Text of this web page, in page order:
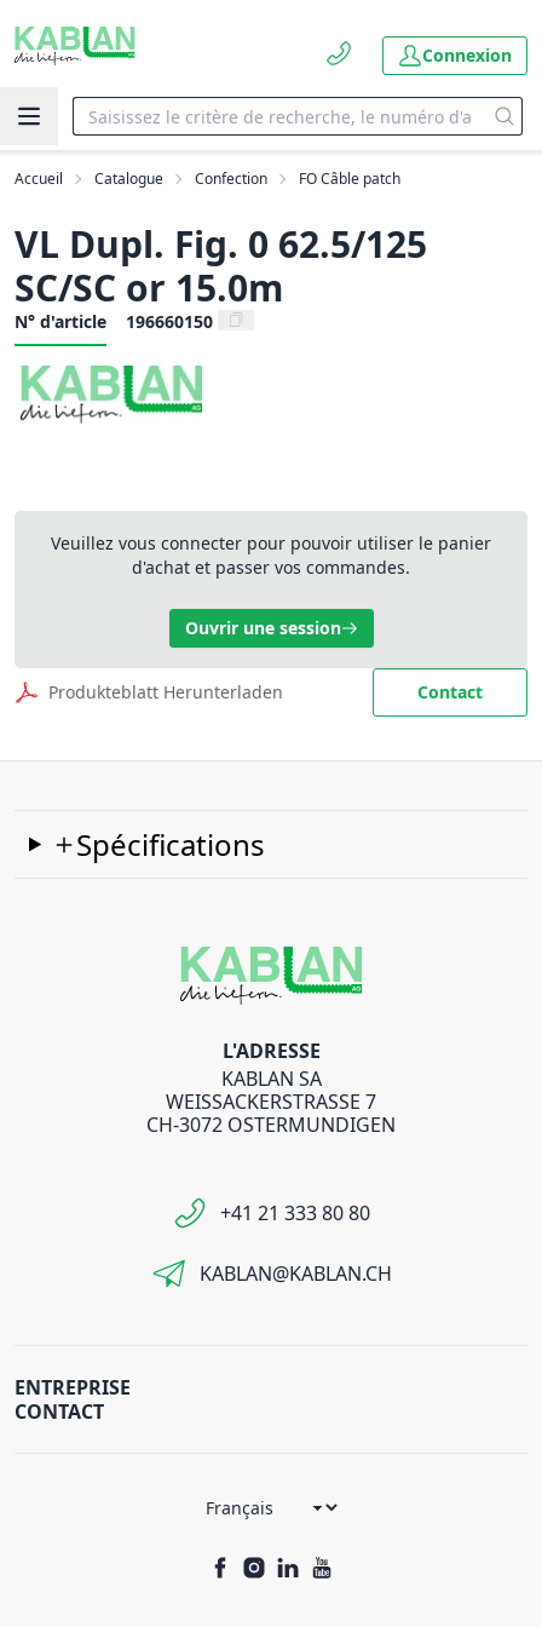
Connexion
Accueil Catalogue Confection FO Câble patch
VL Dupl. Fig. 0 62.5/125
SC/SC or 15.0m
N° d'article 196660150
Veuillez vous connecter pour pouvoir utiliser le panier
d'achat et passer vos commandes.
Ouvrir une session
Produkteblatt Herunterladen Contact
Spécifications
L'ADRESSE
KABLAN SA
WEISSACKERSTRASSE 7
CH-3072 OSTERMUNDIGEN
+41 21 333 80 80
KABLAN@KABLAN.CH
ENTREPRISE
CONTACT